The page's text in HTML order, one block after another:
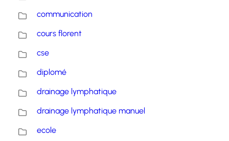
communication
cours florent
cse
diplomé
drainage lymphatique
drainage lymphatique manuel
ecole